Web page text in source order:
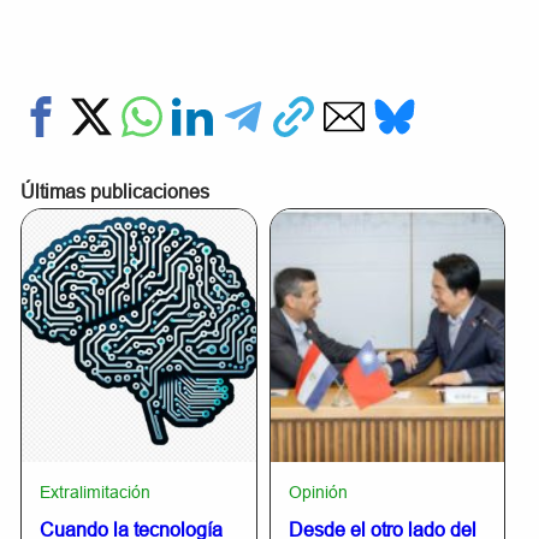
Últimas publicaciones
Extralimitación
Cuando la tecnología
Opinión
Desde el otro lado del